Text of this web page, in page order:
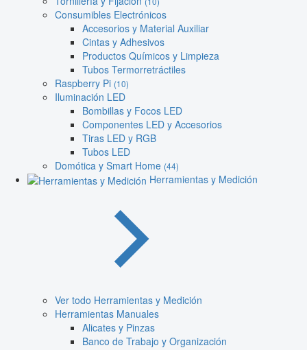
Consumibles Electrónicos
Accesorios y Material Auxiliar
Cintas y Adhesivos
Productos Químicos y Limpieza
Tubos Termorretráctiles
Raspberry Pi (10)
Iluminación LED
Bombillas y Focos LED
Componentes LED y Accesorios
Tiras LED y RGB
Tubos LED
Domótica y Smart Home (44)
Herramientas y Medición
Ver todo Herramientas y Medición
Herramientas Manuales
Alicates y Pinzas
Banco de Trabajo y Organización